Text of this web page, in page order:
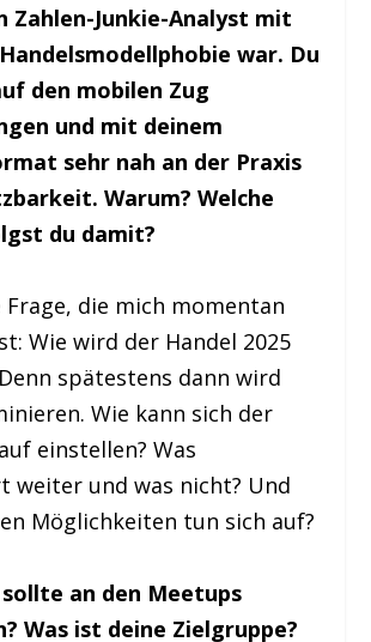
Zahlen-Junkie-Analyst mit
war. Du
den mobilen Zug
und mit deinem
sehr nah an der Praxis
Warum? Welche
du damit?
Frage, die mich momentan
Wie wird der Handel 2025
spätestens dann wird
Wie kann sich der
einstellen? Was
weiter und was nicht? Und
Möglichkeiten tun sich auf?
an den Meetups
Was ist deine Zielgruppe?